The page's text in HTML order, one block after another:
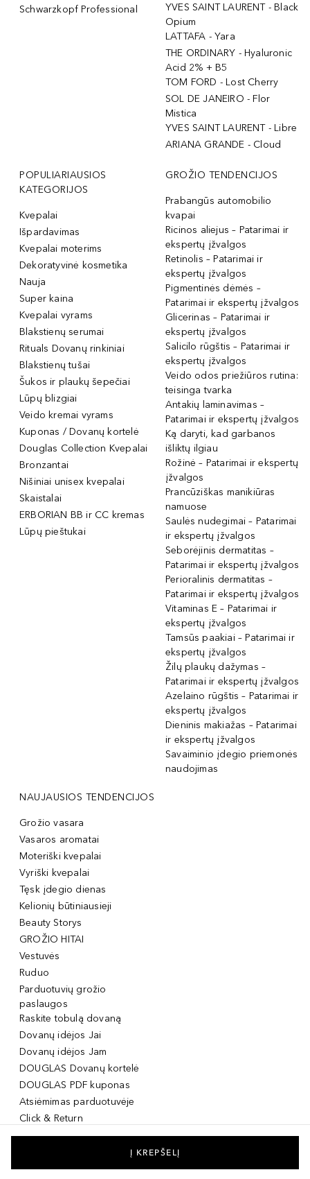
Schwarzkopf Professional
YVES SAINT LAURENT - Black
Opium
LATTAFA - Yara
THE ORDINARY - Hyaluronic
Acid 2% + B5
TOM FORD - Lost Cherry
SOL DE JANEIRO - Flor
Mistica
YVES SAINT LAURENT - Libre
ARIANA GRANDE - Cloud
POPULIARIAUSIOS
KATEGORIJOS
Kvepalai
Išpardavimas
Kvepalai moterims
Dekoratyvinė kosmetika
Nauja
Super kaina
Kvepalai vyrams
Blakstienų serumai
Rituals Dovanų rinkiniai
Blakstienų tušai
Šukos ir plaukų šepečiai
Lūpų blizgiai
Veido kremai vyrams
Kuponas / Dovanų kortelė
Douglas Collection Kvepalai
Bronzantai
Nišiniai unisex kvepalai
Skaistalai
ERBORIAN BB ir CC kremas
Lūpų pieštukai
GROŽIO TENDENCIJOS
Prabangūs automobilio
kvapai
Ricinos aliejus – Patarimai ir
ekspertų įžvalgos
Retinolis – Patarimai ir
ekspertų įžvalgos
Pigmentinės dėmės –
Patarimai ir ekspertų įžvalgos
Glicerinas – Patarimai ir
ekspertų įžvalgos
Salicilo rūgštis – Patarimai ir
ekspertų įžvalgos
Veido odos priežiūros rutina:
teisinga tvarka
Antakių laminavimas –
Patarimai ir ekspertų įžvalgos
Ką daryti, kad garbanos
išliktų ilgiau
Rožinė – Patarimai ir ekspertų
įžvalgos
Prancūziškas manikiūras
namuose
Saulės nudegimai – Patarimai
ir ekspertų įžvalgos
Seborėjinis dermatitas –
Patarimai ir ekspertų įžvalgos
Perioralinis dermatitas –
Patarimai ir ekspertų įžvalgos
Vitaminas E – Patarimai ir
ekspertų įžvalgos
Tamsūs paakiai – Patarimai ir
ekspertų įžvalgos
Žilų plaukų dažymas –
Patarimai ir ekspertų įžvalgos
Azelaino rūgštis – Patarimai ir
ekspertų įžvalgos
Dieninis makiažas – Patarimai
ir ekspertų įžvalgos
Savaiminio įdegio priemonės
naudojimas
NAUJAUSIOS TENDENCIJOS
Grožio vasara
Vasaros aromatai
Moteriški kvepalai
Vyriški kvepalai
Tęsk įdegio dienas
Kelionių būtiniausieji
Beauty Storys
GROŽIO HITAI
Vestuvės
Ruduo
Parduotuvių grožio
paslaugos
Raskite tobulą dovaną
Dovanų idėjos Jai
Dovanų idėjos Jam
DOUGLAS Dovanų kortelė
DOUGLAS PDF kuponas
Atsiėmimas parduotuvėje
Click & Return
DOUGLAS Grožio Kortelė
Į KREPŠELĮ